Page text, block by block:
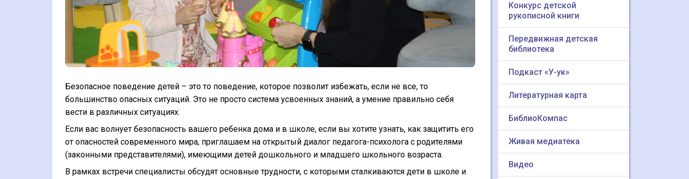
Безопасное поведение детей – это то поведение, которое позволит избежать, если не все, то
большинство опасных ситуаций. Это не просто система усвоенных знаний, а умение правильно себя
вести в различных ситуациях.
Если вас волнует безопасность вашего ребенка дома и в школе, если вы хотите узнать, как защитить его
от опасностей современного мира, приглашаем на открытый диалог педагога-психолога с родителями
(законными представителями), имеющими детей дошкольного и младшего школьного возраста.
В рамках встречи специалисты обсудят основные трудности, с которыми сталкиваются дети в школе и
Конкурс детской
рукописной книги
Передвижная детская
библиотека
Подкаст «У-ук»
Литературная карта
БиблиоКомпас
Живая медиатека
Видео